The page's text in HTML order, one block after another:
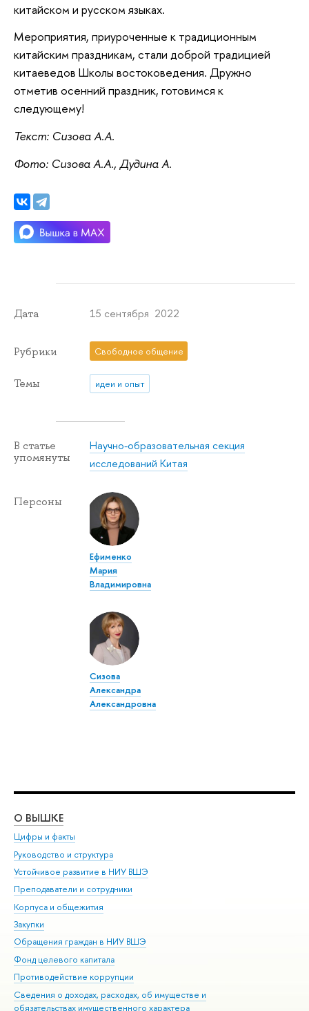
китайском и русском языках.
Мероприятия, приуроченные к традиционным
китайским праздникам, стали доброй традицией
китаеведов Школы востоковедения. Дружно
отметив осенний праздник, готовимся к
следующему!
Текст: Сизова А.А.
Фото: Сизова А.А., Дудина А.
Дата 15 сентября 2022
Рубрики Свободное общение
Темы идеи и опыт
В статье
упомянуты
Научно-образовательная секция
исследований Китая
Персоны
Ефименко
Мария
Владимировна
Сизова
Александра
Александровна
О ВЫШКЕ
Цифры и факты
Руководство и структура
Устойчивое развитие в НИУ ВШЭ
Преподаватели и сотрудники
Корпуса и общежития
Закупки
Обращения граждан в НИУ ВШЭ
Фонд целевого капитала
Противодействие коррупции
Сведения о доходах, расходах, об имуществе и
обязательствах имущественного характера